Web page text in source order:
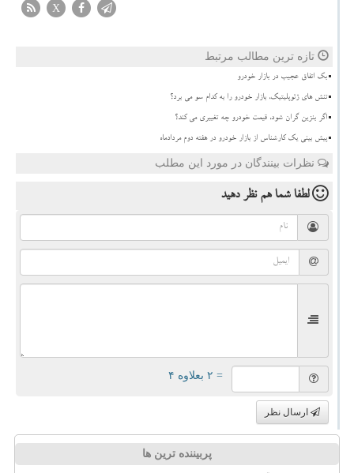
X
تازه ترین مطالب مرتبط
بک اتفاق عجیب در بازار خودرو
تنش های ژئوپلیتیک، بازار خودرو را به کدام سو می برد؟
اگر بنزین گران شود، قیمت خودرو چه تغییری می کند؟
پیش بینی یک کارشناس از بازار خودرو در هفته دوم مردادماه
نظرات بینندگان در مورد این مطلب
لطفا شما همنظر دهید
= ۲ بعلاوه ۴
ارسال نظر
پربیننده ترین ها